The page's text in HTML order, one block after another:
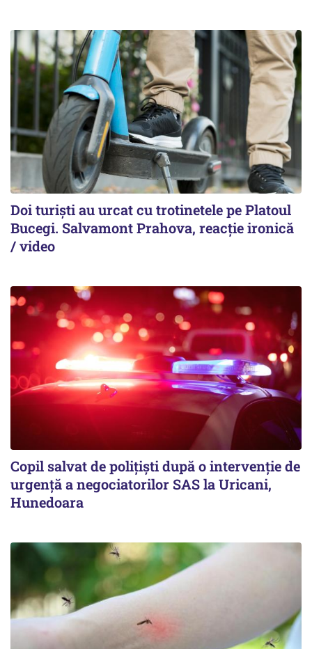
Doi turiști au urcat cu trotinetele pe Platoul
Bucegi. Salvamont Prahova, reacție ironică
/ video
Copil salvat de polițiști după o intervenție de
urgență a negociatorilor SAS la Uricani,
Hunedoara